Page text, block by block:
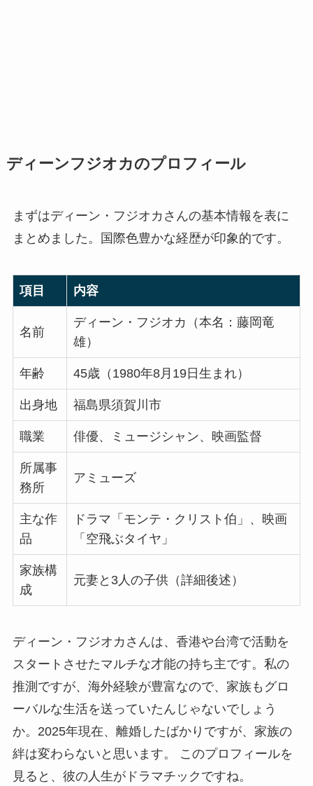
ディーンフジオカのプロフィール
まずはディーン・フジオカさんの基本情報を表に
まとめました。国際色豊かな経歴が印象的です。
項目 内容
名前
ディーン・フジオカ（本名：藤岡竜
雄）
年齢 45歳（1980年8月19日生まれ）
出身地 福島県須賀川市
職業 俳優、ミュージシャン、映画監督
所属事
務所
アミューズ
主な作
品
ドラマ「モンテ・クリスト伯」、映画
「空飛ぶタイヤ」
家族構
成
元妻と3人の子供（詳細後述）
ディーン・フジオカさんは、香港や台湾で活動を
スタートさせたマルチな才能の持ち主です。私の
推測ですが、海外経験が豊富なので、家族もグロ
ーバルな生活を送っていたんじゃないでしょう
か。2025年現在、離婚したばかりですが、家族の
絆は変わらないと思います。 このプロフィールを
見ると、彼の人生がドラマチックですね。